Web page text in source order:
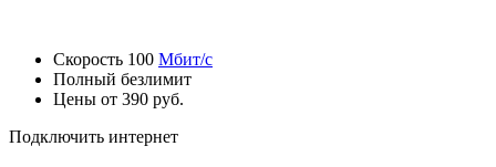
Скорость 100 Мбит/с
Полный безлимит
Цены от 390 руб.
Подключить интернет